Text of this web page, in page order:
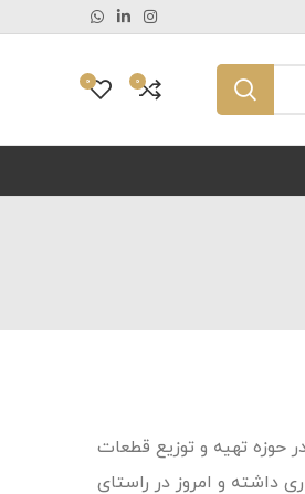
0
0
حوزه تهیه و توزیع قطعات
داشته و امروز در راستای